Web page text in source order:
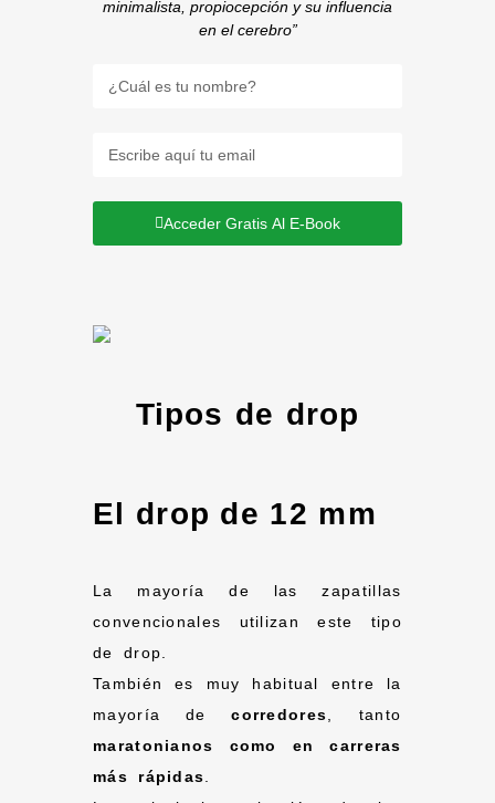
minimalista, propiocepción y su influencia
en el cerebro”
Acceder Gratis Al E-Book
Tipos de drop
El drop de 12 mm
La mayoría de las zapatillas
convencionales utilizan este tipo
de drop.
También es muy habitual entre la
mayoría decorredores , tanto
maratonianos como en carreras
más rápidas